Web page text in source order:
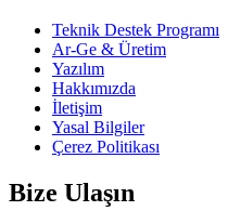
Teknik Destek Programı
Ar-Ge & Üretim
Yazılım
Hakkımızda
İletişim
Yasal Bilgiler
Çerez Politikası
Bize Ulaşın